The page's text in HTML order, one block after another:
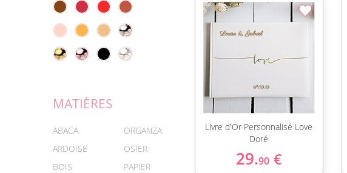
MATIÈRES
ABACA
ARDOISE
BOIS
ORGANZA
OSIER
PAPIER
Livre d'Or Personnalisé Love
Doré
29.90 €